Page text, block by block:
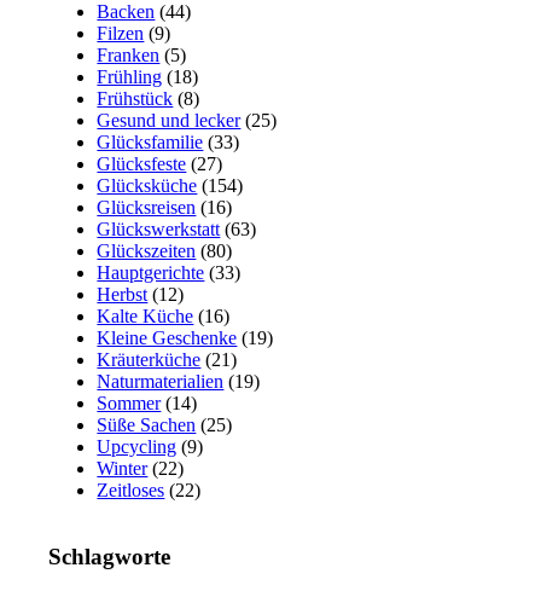
Backen (44)
Filzen (9)
Franken (5)
Frühling (18)
Frühstück (8)
Gesund und lecker(25)
Glücksfamilie (33)
Glücksfeste (27)
Glücksküche (154)
Glücksreisen (16)
Glückswerkstatt (63)
Glückszeiten (80)
Hauptgerichte (33)
Herbst (12)
Kalte Küche (16)
Kleine Geschenke (19)
Kräuterküche (21)
Naturmaterialien (19)
Sommer(14)
Süße Sachen (25)
Upcycling (9)
Winter(22)
Zeitloses (22)
Schlagworte